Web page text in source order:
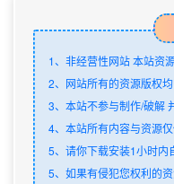
1、非经营性网站 本站资
2、网站所有的资源版权
3、本站不参与制作/破解
4、本站所有内容与资源
5、请你下载安装1小时内
5、如果有侵犯您权利的